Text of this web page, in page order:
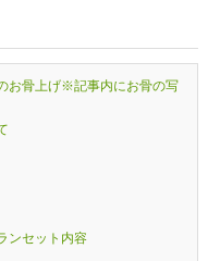
お骨上げ※記事内にお骨の写
ンセット内容